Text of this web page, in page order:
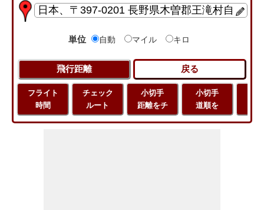
単位 自動 マイル キロ
フライト
時間
チェック
ルート
小切手
距離をチ
小切手
道順を